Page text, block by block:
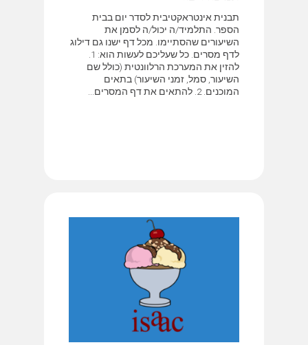
תבנית אינטראקטיבית לסדר יום בבית
הספר. התלמיד/ה יכול/ה לסמן את
השיעורים שהסתיימו. מכל דף ישנו גם דילוג
להזין את המערכת הרלוונטית (כולל שם
השיעור, סמל, זמני השיעור) בתאים
המוכנים. 2. להתאים את דף המסרים...